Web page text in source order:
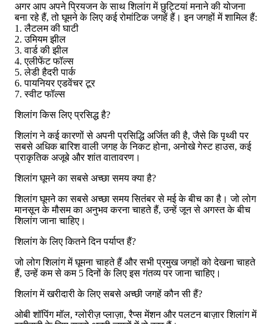
अगर आप अपने प्रियजन के साथ शिलांग में छुट्टियां मनाने की योजना
बना रहे हैं, तो घूमने के लिए कई रोमांटिक जगहें हैं। इन जगहों में शामिल हैं:
1. लैटलम की घाटी
2. उमियम झील
3. वार्ड की झील
4. एलीफेंट फॉल्स
5. लेडी हैदरी पार्क
6. पायनियर एडवेंचर टूर
7. स्वीट फॉल्स
शिलांग किस लिए प्रसिद्ध है?
शिलांग ने कई कारणों से अपनी प्रसिद्धि अर्जित की है, जैसे कि पृथ्वी पर
सबसे अधिक बारिश वाली जगह के निकट होना, अनोखे गेस्ट हाउस, कई
प्राकृतिक अजूबे और शांत वातावरण।
शिलांग घूमने का सबसे अच्छा समय क्या है?
शिलांग घूमने का सबसे अच्छा समय सितंबर से मई के बीच का है। जो लोग
मानसून के मौसम का अनुभव करना चाहते हैं, उन्हें जून से अगस्त के बीच
शिलांग जाना चाहिए।
शिलांग के लिए कितने दिन पर्याप्त हैं?
जो लोग शिलांग में घूमना चाहते हैं और सभी प्रमुख जगहों को देखना चाहते
हैं, उन्हें कम से कम 5 दिनों के लिए इस गंतव्य पर जाना चाहिए।
शिलांग में खरीदारी के लिए सबसे अच्छी जगहें कौन सी हैं?
ओबी शॉपिंग मॉल, ग्लोरीज़ प्लाज़ा, रैप्स मेंशन और पलटन बाज़ार शिलांग में